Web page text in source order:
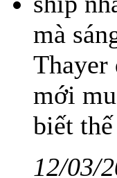
mà
mới
biết
12/03/